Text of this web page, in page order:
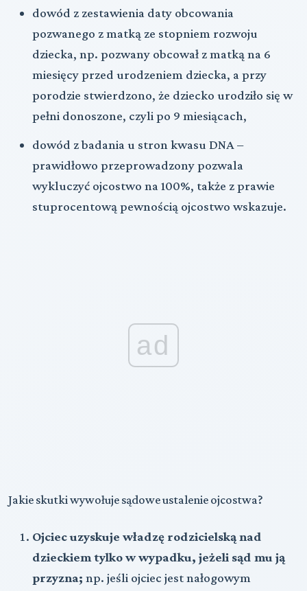
dowód z zestawienia daty obcowania
pozwanego z matką ze stopniem rozwoju
dziecka, np. pozwany obcował z matką na 6
miesięcy przed urodzeniem dziecka, a przy
porodzie stwierdzono, że dziecko urodziło się w
pełni donoszone, czyli po 9 miesiącach,
dowód z badania u stron kwasu DNA –
prawidłowo przeprowadzony pozwala
wykluczyć ojcostwo na 100%, także z prawie
stuprocentową pewnością ojcostwo wskazuje.
ad
Jakie skutki wywołuje sądowe ustalenie ojcostwa?
Ojciec uzyskuje władzę rodzicielską nad
dzieckiem tylko w wypadku, jeżeli sąd mu ją
przyzna; np. jeśli ojciec jest nałogowym